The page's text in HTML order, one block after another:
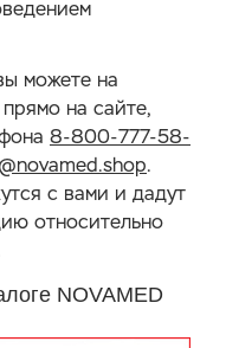
можете на
на сайте,
8-800-777-58-
.
с вами и дадут
относительно
NOVAMED